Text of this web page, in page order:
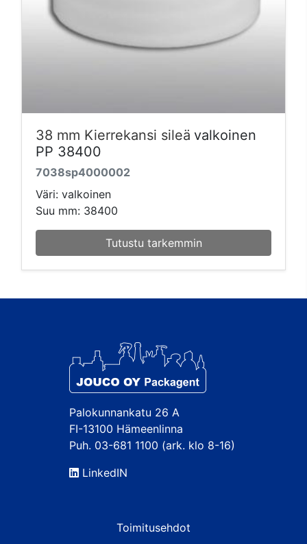
38 mm Kierrekansi sileä valkoinen
PP 38400
7038sp4000002
Väri: valkoinen
Suu mm: 38400
Tutustu tarkemmin
Palokunnankatu 26 A
FI-13100 Hämeenlinna
Puh. 03-681 1100 (ark. klo 8-16)
LinkedIN
Toimitusehdot